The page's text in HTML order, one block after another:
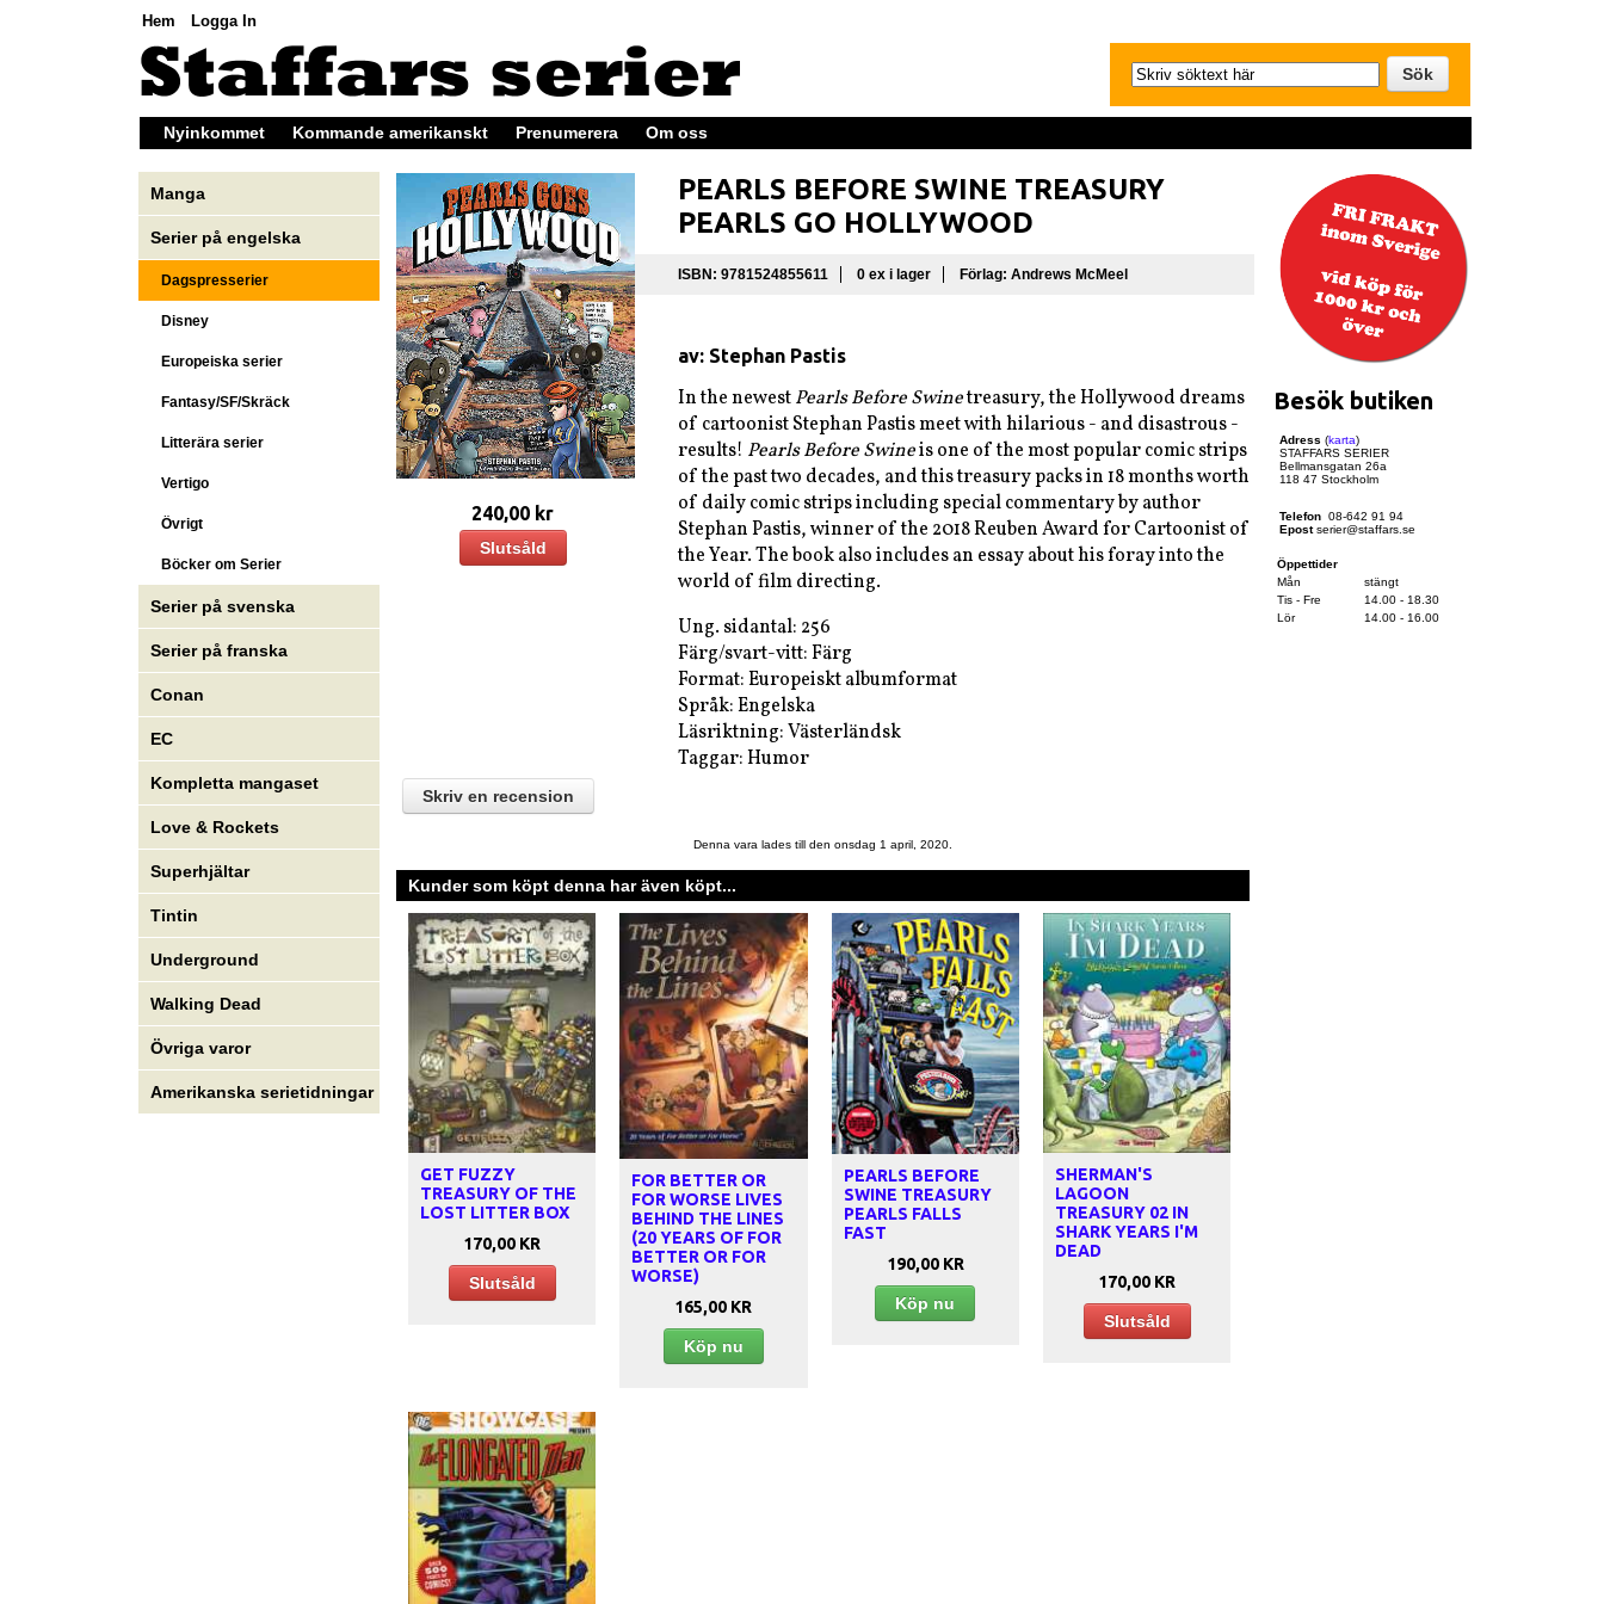
Hem Logga In
Nyinkommet Kommande amerikanskt Prenumerera Om oss
Manga
Serier på engelska
Dagspresserier
Disney
Europeiska serier
Fantasy/SF/Skräck
Litterära serier
Vertigo
Övrigt
Böcker om Serier
Serier på svenska
Serier på franska
Conan
EC
Kompletta mangaset
Love & Rockets
Superhjältar
Tintin
Underground
Walking Dead
Övriga varor
Amerikanska serietidningar
240,00 kr
Slutsåld
PEARLS BEFORE SWINE TREASURY
PEARLS GO HOLLYWOOD
ISBN: 9781524855611 0 ex i lager Förlag: Andrews McMeel
av: Stephan Pastis
In the newestPearls Before Swinetreasury, the Hollywood dreams
of cartoonist Stephan Pastis meet with hilarious - and disastrous -
results! Pearls Before Swineis one of the most popular comic strips
of the past two decades, and this treasury packs in 18 months worth
of daily comic strips including special commentary by author
Stephan Pastis, winner of the 2018 Reuben Award for Cartoonist of
the Year. The book also includes an essay about his foray into the
world of film directing.
Ung. sidantal: 256
Färg/svart-vitt: Färg
Format: Europeiskt albumformat
Språk: Engelska
Läsriktning: Västerländsk
Taggar: Humor
Skriv en recension
Denna vara lades till den onsdag 1 april, 2020.
Kunder som köpt denna har även köpt...
GET FUZZY
TREASURY OF THE
LOST LITTER BOX
170,00 KR
Slutsåld
FOR BETTER OR
FOR WORSE LIVES
BEHIND THE LINES
(20 YEARS OF FOR
BETTER OR FOR
WORSE)
165,00 KR
Köp nu
PEARLS BEFORE
SWINE TREASURY
PEARLS FALLS
FAST
190,00 KR
Köp nu
SHERMAN'S
LAGOON
TREASURY 02 IN
SHARK YEARS I'M
DEAD
170,00 KR
Slutsåld
Besök butiken
Adress (karta)
STAFFARS SERIER
Bellmansgatan 26a
118 47 Stockholm
Telefon 08-642 91 94
Epostserier@staffars.se
Öppettider
Mån
stängt
Tis - Fre
14.00 - 18.30
Lör
14.00 - 16.00